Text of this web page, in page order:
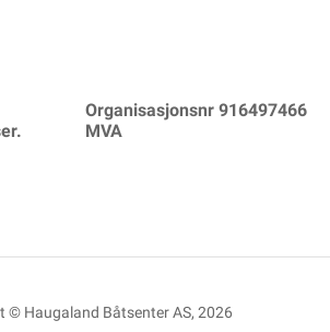
Organisasjonsnr 916497466
MVA
© Haugaland Båtsenter AS, 2026